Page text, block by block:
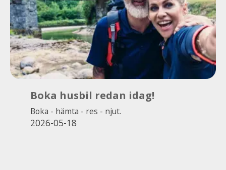
Boka husbil redan idag!
Boka - hämta - res - njut.
2026-05-18